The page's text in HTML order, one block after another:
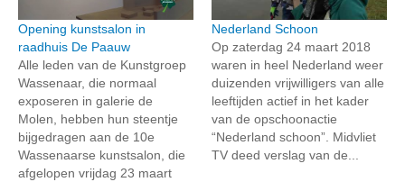
Opening kunstsalon in
raadhuis De Paauw
Alle leden van de Kunstgroep
Wassenaar, die normaal
exposeren in galerie de
Molen, hebben hun steentje
bijgedragen aan de 10e
Wassenaarse kunstsalon, die
afgelopen vrijdag 23 maart
Nederland Schoon
Op zaterdag 24 maart 2018
waren in heel Nederland weer
duizenden vrijwilligers van alle
leeftijden actief in het kader
van de opschoonactie
“Nederland schoon”. Midvliet
TV deed verslag van de...